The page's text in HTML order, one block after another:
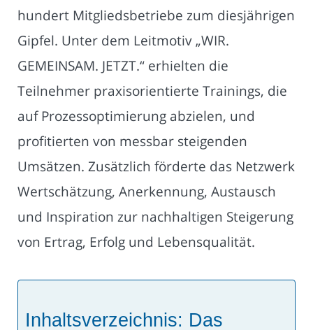
hundert Mitgliedsbetriebe zum diesjährigen
Gipfel. Unter dem Leitmotiv „WIR.
GEMEINSAM. JETZT.“ erhielten die
Teilnehmer praxisorientierte Trainings, die
auf Prozessoptimierung abzielen, und
profitierten von messbar steigenden
Umsätzen. Zusätzlich förderte das Netzwerk
Wertschätzung, Anerkennung, Austausch
und Inspiration zur nachhaltigen Steigerung
von Ertrag, Erfolg und Lebensqualität.
Inhaltsverzeichnis: Das